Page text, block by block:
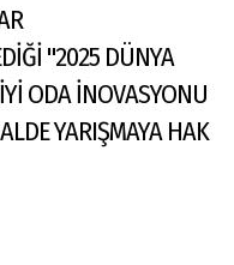
"2025 DÜNYA
ODA İNOVASYONU
YARIŞMAYA HAK